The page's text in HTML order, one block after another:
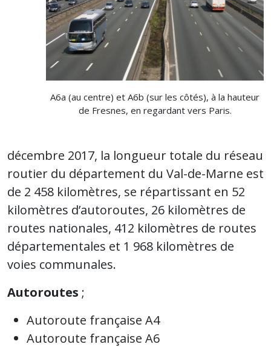
A6a (au centre) et A6b (sur les côtés), à la hauteur
de Fresnes, en regardant vers Paris.
décembre 2017, la longueur totale du réseau
routier du département du Val-de-Marne est
de 2 458 kilomètres, se répartissant en 52
kilomètres d’autoroutes, 26 kilomètres de
routes nationales, 412 kilomètres de routes
départementales et 1 968 kilomètres de
voies communales.
Autoroutes ;
Autoroute française A4
Autoroute française A6